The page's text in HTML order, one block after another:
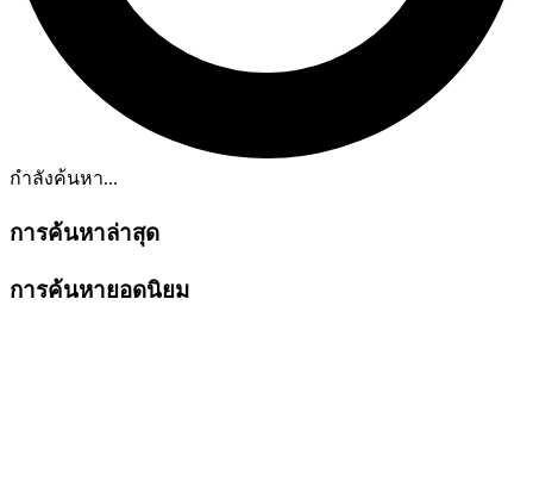
กำลังค้นหา...
การค้นหาล่าสุด
การค้นหายอดนิยม